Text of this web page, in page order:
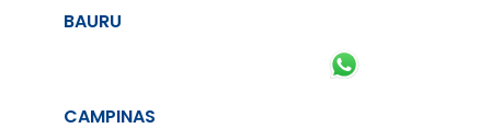
BAURU
CAMPINAS